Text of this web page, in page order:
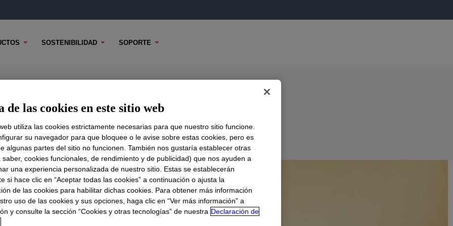
SOSTENIBILIDAD SOPORTE
TÉCNICO OPCIONES DE MUESTRA OPCIONES DE COMPRA
de las cookies en este sitio web
utiliza las cookies estrictamente necesarias para que nuestro sitio funcione.
su navegador para que bloquee o le avise sobre estas cookies, pero es
algunas partes del sitio no funcionen. También nos gustaría establecer otras
saber, cookies funcionales, de rendimiento y de publicidad) que nos ayuden a
una experiencia personalizada de nuestro sitio. Estas se establecerán
si hace clic en “Aceptar todas las cookies” a continuación o ajusta la
de las cookies para habilitar dichas cookies. Para obtener más información
uso de las cookies y sus opciones, haga clic en “Ver más información” a
y consulte la sección “Cookies y otras tecnologías” de nuestra Declaración de